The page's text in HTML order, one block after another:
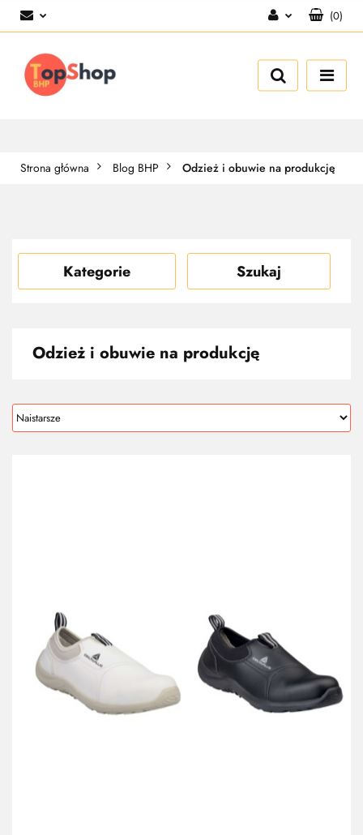
Zarejestruj się
(0)
Strona główna Blog BHP Odzież i obuwie na produkcję
Kategorie Szukaj
Odzież i obuwie na produkcję